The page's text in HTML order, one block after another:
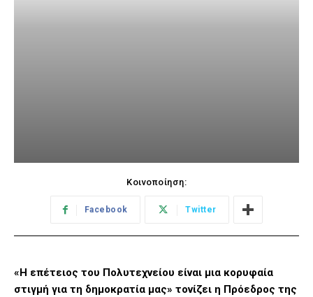
Κοινοποίηση:
Facebook Twitter
«Η επέτειος του Πολυτεχνείου είναι μια κορυφαία
στιγμή για τη δημοκρατία μας» τονίζει η Πρόεδρος της